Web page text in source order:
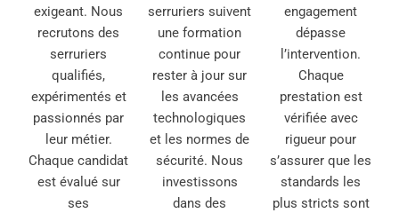
exigeant. Nous
recrutons des
serruriers
qualifiés,
expérimentés et
passionnés par
leur métier.
Chaque candidat
est évalué sur
ses
serruriers suivent
une formation
continue pour
rester à jour sur
les avancées
technologiques
et les normes de
sécurité. Nous
investissons
dans des
engagement
dépasse
l’intervention.
Chaque
prestation est
vérifiée avec
rigueur pour
s’assurer que les
standards les
plus stricts sont